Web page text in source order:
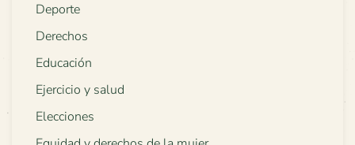
Deporte
Derechos
Educación
Ejercicio y salud
Elecciones